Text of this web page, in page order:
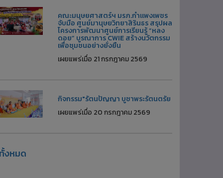
คณะมนุษยศาสตร์ฯ มรภ.กำแพงเพชร
จับมือ ศูนย์มานุษยวิทยาสิรินธร สรุปผล
โครงการพัฒนาศูนย์การเรียนรู้ “หลง
ดอย” บูรณาการ CWIE สร้างนวัตกรรม
เพื่อชุมชนอย่างยั่งยืน
เผยแพร่เมื่อ 21 กรกฎาคม 2569
กิจกรรม"รัตนปัญญา บูชาพระรัตนตรัย
เผยแพร่เมื่อ 20 กรกฎาคม 2569
งหมด